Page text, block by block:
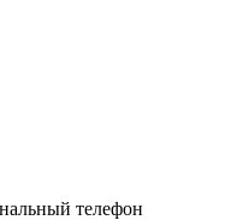
телефон